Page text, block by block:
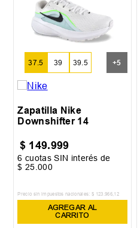
37.5 39 39.5 +5
Zapatilla Nike
Downshifter 14
$ 149.999
6 cuotas SIN interés de
$ 25 .000
Precio sin impuestos nacionales: $ 123 966, 12
AGREGAR AL
CARRITO